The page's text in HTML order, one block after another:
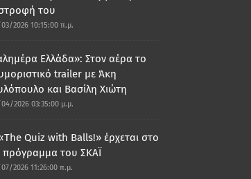
του
2026 10:15:00 π.μ.
Ελλάδα»: Στον αέρα το
trailer με Άκη
και Βασίλη Χιώτη
2026 03:35:00 μ.μ.
Quiz with Balls!» έρχεται στο
πρόγραμμα του ΣΚΑΪ
2026 11:26:00 π.μ.